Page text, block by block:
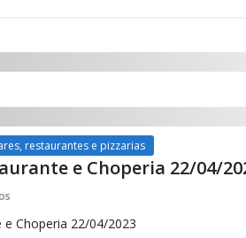
restaurantes e pizzarias
e Choperia 22/04/
e Choperia 22/04/2023